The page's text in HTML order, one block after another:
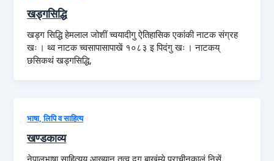
खड्गसिद्धि
खड्ग सिद्धि हेमलाल जोशीं च्वयादीगु ऐतिहासिक एकांकी नाटक संग्रह
खः । थ्व नाटक च्वसापासापाखें १०८३ इ पिदंगु खः । नाटकय्
छसिकथं खड्गसिद्धि,
भाषा, लिपि व साहित्य
खण्डकाव्य